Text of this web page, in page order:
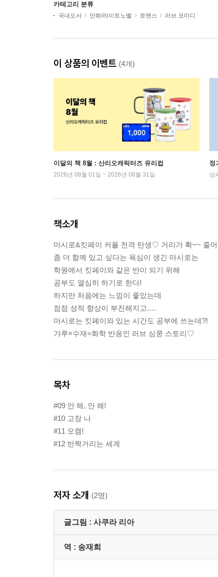
카테고리 분류
국내도서 만화/라이트노벨 로맨스 러브 코미디
이 상품의 이벤트 (4개)
이달의 책 8월 : 산리오캐릭터즈 유리컵
2026년 08월 01일 ~ 2026년 08월 31일
정
상
책소개
마시로&킷페이 커플 전격 탄생♡ 거리가 확~~ 줄
좀 더 함께 있고 싶다는 욕심이 생긴 마시로는
학원에서 킷페이와 같은 반이 되기 위해
공부도 열심히 하기로 한다!
하지만 처음에는 느낌이 좋았는데
점점 성적 향상이 부진해지고….
마시로는 킷페이와 있는 시간도 공부에 쓰는데?!
갸루×수재=화학 반응인 러브 심쿵 스토리♡
목차
#09 안 해, 안 해!
#10 고장 나
#11 오캠!
#12 반짝거리는 세계
저자 소개 (2명)
글그림 : 사쿠라 리아
역 : 송재희